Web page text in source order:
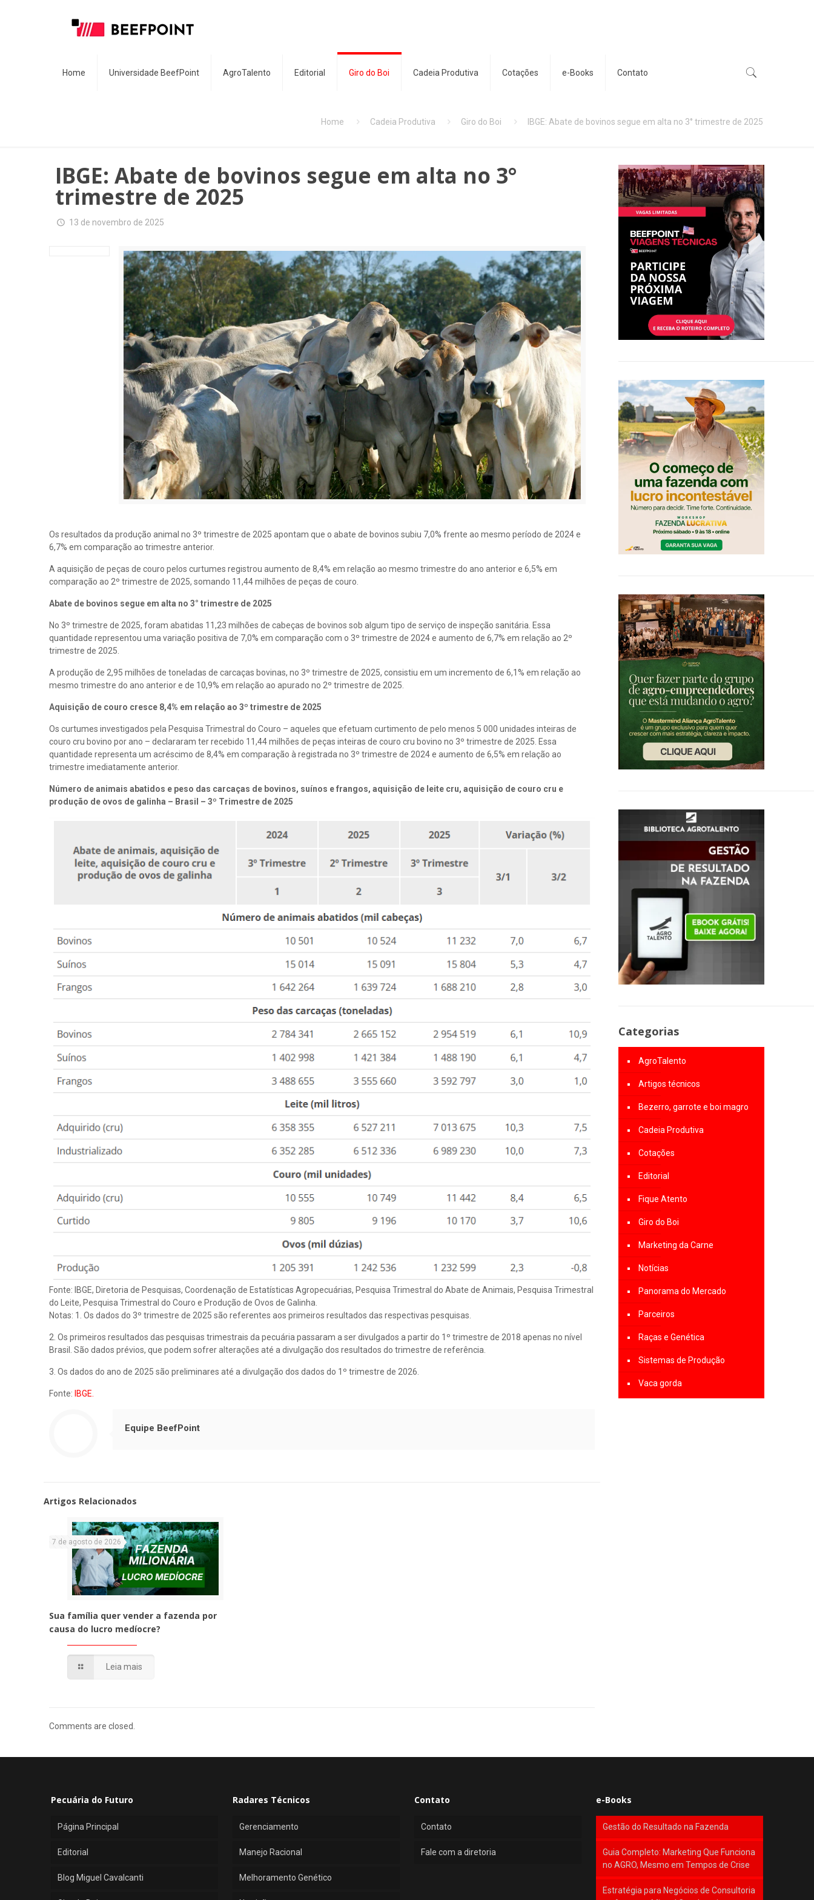
Home Universidade BeefPoint AgroTalento Editorial Giro do Boi Cadeia Produtiva Cotações e-Books Contato
Home Cadeia Produtiva Giro do Boi IBGE: Abate de bovinos segue em alta no 3° trimestre de 2025
IBGE: Abate de bovinos segue em alta no 3°
trimestre de 2025
13 de novembro de 2025
Os resultados da produção animal no 3º trimestre de 2025 apontam que o abate de bovinos subiu 7,0% frente ao mesmo período de 2024 e
6,7% em comparação ao trimestre anterior.
A aquisição de peças de couro pelos curtumes registrou aumento de 8,4% em relação ao mesmo trimestre do ano anterior e 6,5% em
comparação ao 2º trimestre de 2025, somando 11,44 milhões de peças de couro.
Abate de bovinos segue em alta no 3° trimestre de 2025
No 3º trimestre de 2025, foram abatidas 11,23 milhões de cabeças de bovinos sob algum tipo de serviço de inspeção sanitária. Essa
quantidade representou uma variação positiva de 7,0% em comparação com o 3º trimestre de 2024 e aumento de 6,7% em relação ao 2º
trimestre de 2025.
A produção de 2,95 milhões de toneladas de carcaças bovinas, no 3º trimestre de 2025, consistiu em um incremento de 6,1% em relação ao
mesmo trimestre do ano anterior e de 10,9% em relação ao apurado no 2º trimestre de 2025.
Aquisição de couro cresce 8,4% em relação ao 3º trimestre de 2025
Os curtumes investigados pela Pesquisa Trimestral do Couro – aqueles que efetuam curtimento de pelo menos 5 000 unidades inteiras de
couro cru bovino por ano – declararam ter recebido 11,44 milhões de peças inteiras de couro cru bovino no 3º trimestre de 2025. Essa
quantidade representa um acréscimo de 8,4% em comparação à registrada no 3º trimestre de 2024 e aumento de 6,5% em relação ao
trimestre imediatamente anterior.
Número de animais abatidos e peso das carcaças de bovinos, suínos e frangos, aquisição de leite cru, aquisição de couro cru e
produção de ovos de galinha – Brasil – 3º Trimestre de 2025
Fonte: IBGE, Diretoria de Pesquisas, Coordenação de Estatísticas Agropecuárias, Pesquisa Trimestral do Abate de Animais, Pesquisa Trimestral
do Leite, Pesquisa Trimestral do Couro e Produção de Ovos de Galinha.
Notas: 1. Os dados do 3º trimestre de 2025 são referentes aos primeiros resultados das respectivas pesquisas.
2. Os primeiros resultados das pesquisas trimestrais da pecuária passaram a ser divulgados a partir do 1º trimestre de 2018 apenas no nível
Brasil. São dados prévios, que podem sofrer alterações até a divulgação dos resultados do trimestre de referência.
3. Os dados do ano de 2025 são preliminares até a divulgação dos dados do 1º trimestre de 2026.
Fonte:IBGE.
Equipe BeefPoint
Artigos Relacionados
7 de agosto de 2026
Sua família quer vender a fazenda por
causa do lucro medíocre?
Leia mais
Comments are closed.
Categorias
AgroTalento
Artigos técnicos
Bezerro, garrote e boi magro
Cadeia Produtiva
Cotações
Editorial
Fique Atento
Giro do Boi
Marketing da Carne
Notícias
Panorama do Mercado
Parceiros
Raças e Genética
Sistemas de Produção
Vaca gorda
Pecuária do Futuro
Página Principal
Editorial
Blog Miguel Cavalcanti
Radares Técnicos
Gerenciamento
Manejo Racional
Melhoramento Genético
Contato
Contato
Fale com a diretoria
e-Books
Gestão do Resultado na Fazenda
Guia Completo: Marketing Que Funciona
no AGRO, Mesmo em Tempos de Crise
Estratégia para Negócios de Consultoria